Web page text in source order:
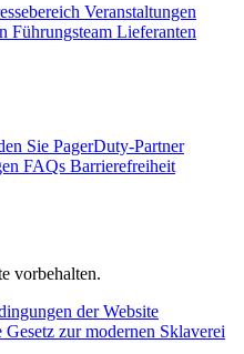
Veranstaltungen
Führungsteam Lieferanten
Sie PagerDuty-Partner
FAQs Barrierefreiheit
vorbehalten.
der Website
Gesetz zur modernen Sklaverei